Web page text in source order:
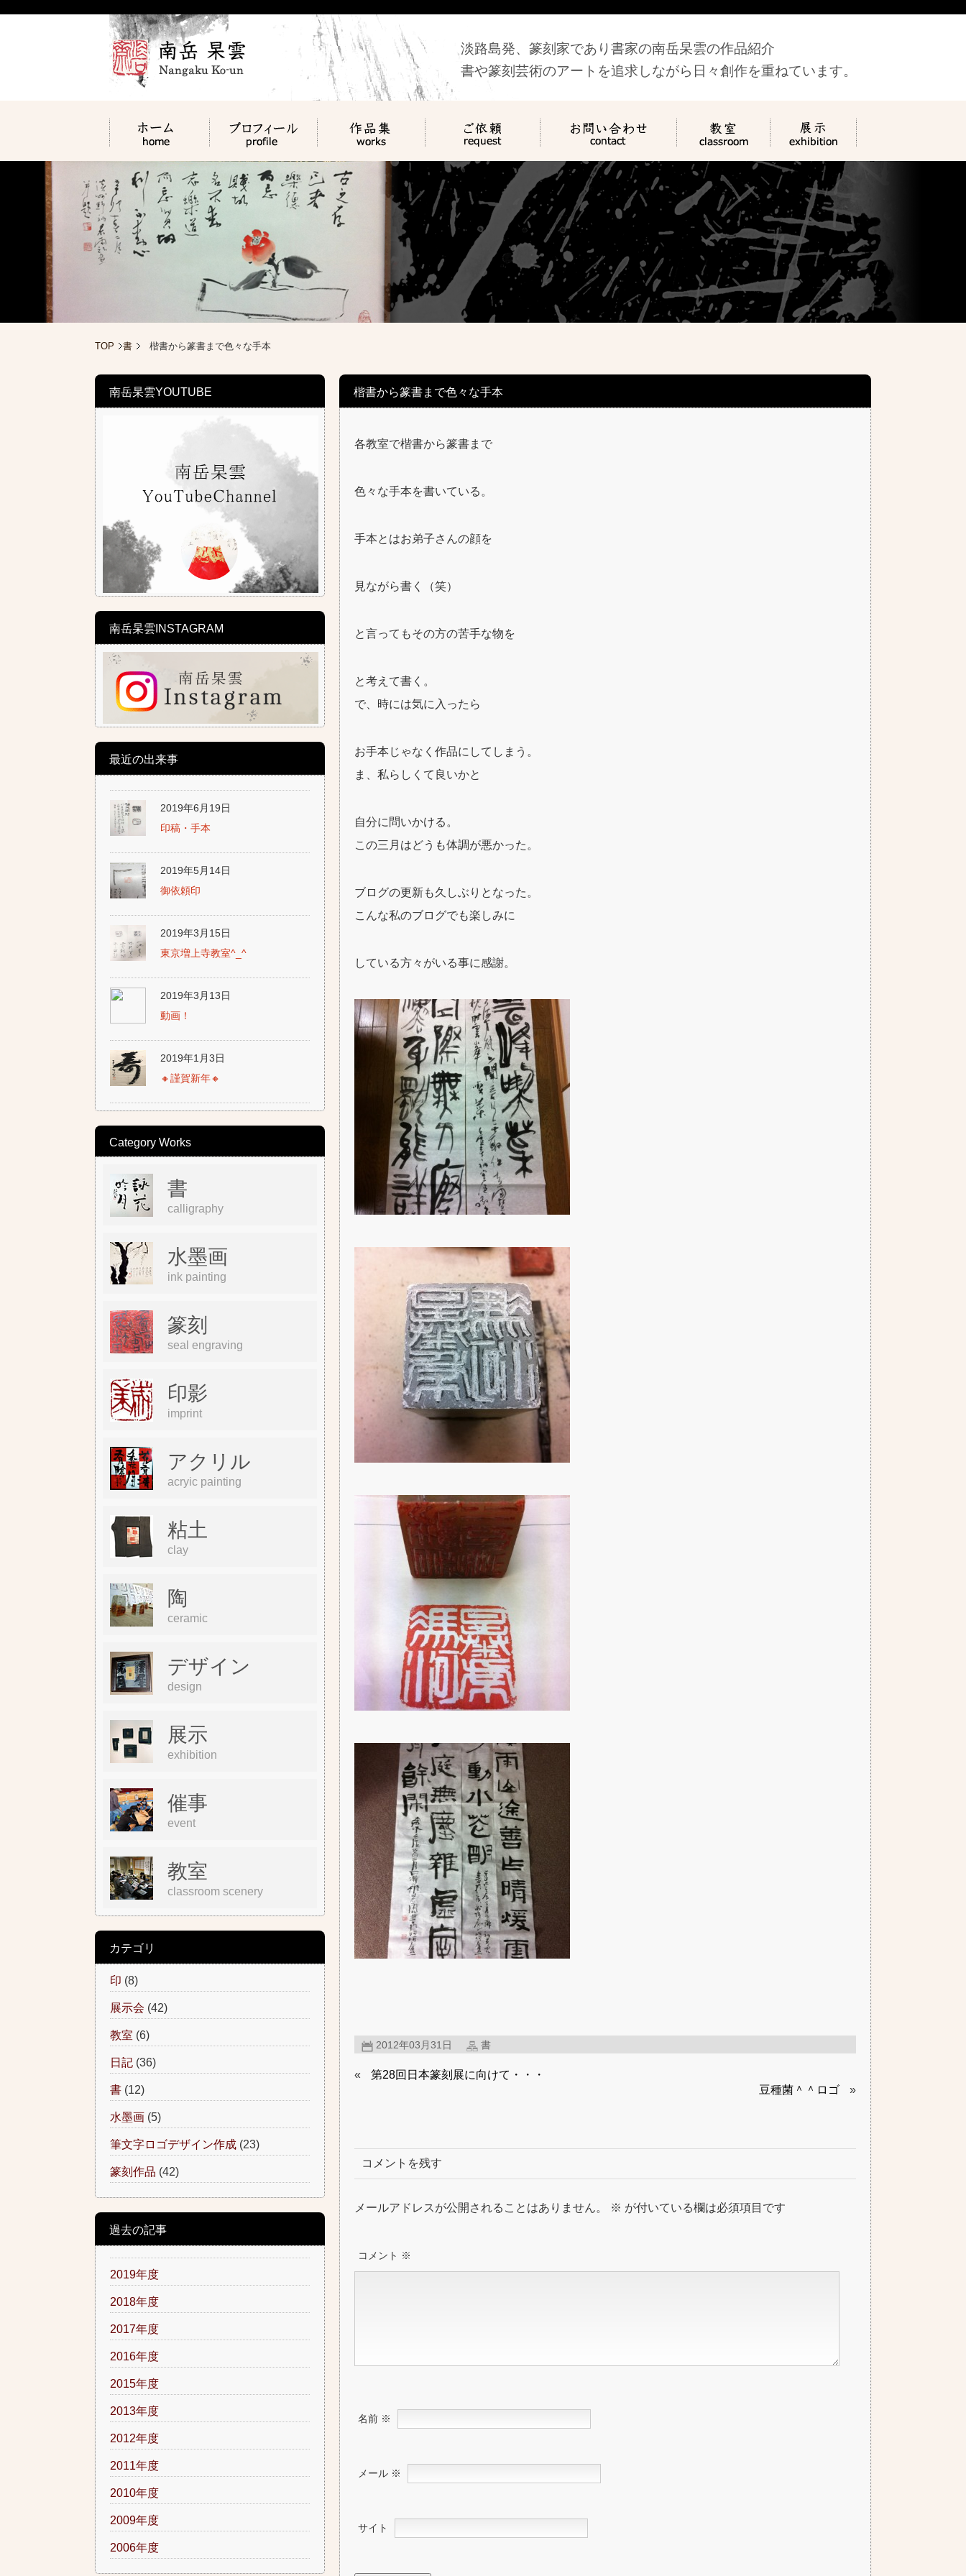
淡路島発、篆刻家であり書家の南岳杲雲の作品紹介
書や篆刻芸術のアートを追求しながら日々創作を重ねています。
TOP 書 楷書から篆書まで色々な手本
楷書から篆書まで色々な手本
各教室で楷書から篆書まで
色々な手本を書いている。
手本とはお弟子さんの顔を
見ながら書く（笑）
と言ってもその方の苦手な物を
と考えて書く。
で、時には気に入ったら
お手本じゃなく作品にしてしまう。
ま、私らしくて良いかと
自分に問いかける。
この三月はどうも体調が悪かった。
ブログの更新も久しぶりとなった。
こんな私のブログでも楽しみに
している方々がいる事に感謝。
2012年03月31日 書
«
第28回日本篆刻展に向けて・・・
豆種菌＾＾ロゴ
»
コメントを残す
メールアドレスが公開されることはありません。 ※ が付いている欄は必須項目です
コメント ※
名前 ※
メール ※
サイト
南岳杲雲YOUTUBE
南岳杲雲INSTAGRAM
最近の出来事
2019年6月19日
印稿・手本
2019年5月14日
御依頼印
2019年3月15日
東京増上寺教室^_^
2019年3月13日
動画！
2019年1月3日
🔸謹賀新年🔸
Category Works
書
calligraphy
水墨画
ink painting
篆刻
seal engraving
印影
imprint
アクリル
acryic painting
粘土
clay
陶
ceramic
デザイン
design
展示
exhibition
催事
event
教室
classroom scenery
カテゴリ
印 (8)
展示会 (42)
教室 (6)
日記 (36)
書 (12)
水墨画 (5)
筆文字ロゴデザイン作成 (23)
篆刻作品 (42)
過去の記事
2019年度
2018年度
2017年度
2016年度
2015年度
2013年度
2012年度
2011年度
2010年度
2009年度
2006年度